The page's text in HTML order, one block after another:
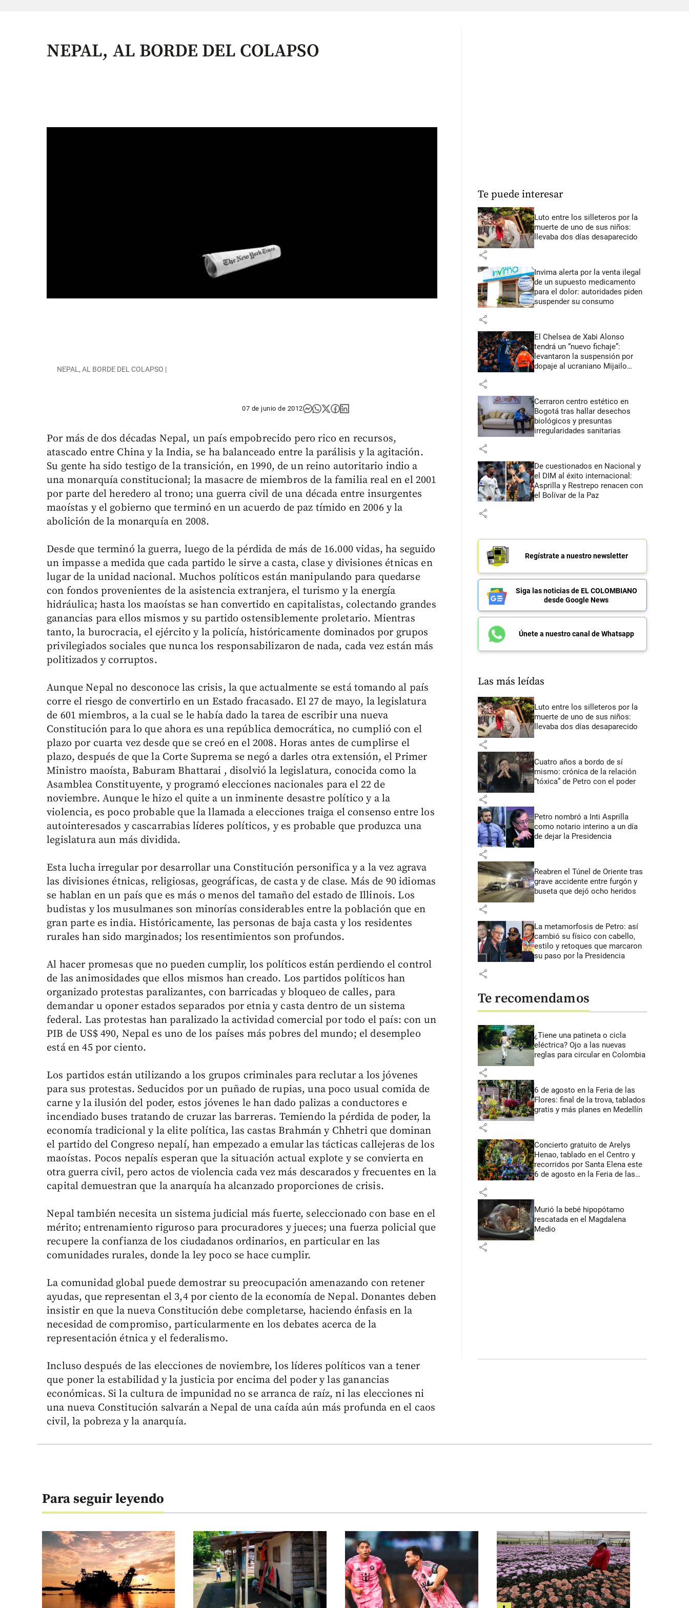
NEPAL, AL BORDE DEL COLAPSO
NEPAL, AL BORDE DEL COLAPSO |
07 de junio de 2012
Por más de dos décadas Nepal, un país empobrecido pero rico en recursos,
atascado entre China y la India, se ha balanceado entre la parálisis y la agitación.
Su gente ha sido testigo de la transición, en 1990, de un reino autoritario indio a
una monarquía constitucional; la masacre de miembros de la familia real en el 2001
por parte del heredero al trono; una guerra civil de una década entre insurgentes
maoístas y el gobierno que terminó en un acuerdo de paz tímido en 2006 y la
abolición de la monarquía en 2008.
Desde que terminó la guerra, luego de la pérdida de más de 16.000 vidas, ha seguido
un impasse a medida que cada partido le sirve a casta, clase y divisiones étnicas en
lugar de la unidad nacional. Muchos políticos están manipulando para quedarse
con fondos provenientes de la asistencia extranjera, el turismo y la energía
hidráulica; hasta los maoístas se han convertido en capitalistas, colectando grandes
ganancias para ellos mismos y su partido ostensiblemente proletario. Mientras
tanto, la burocracia, el ejército y la policía, históricamente dominados por grupos
privilegiados sociales que nunca los responsabilizaron de nada, cada vez están más
politizados y corruptos.
Aunque Nepal no desconoce las crisis, la que actualmente se está tomando al país
corre el riesgo de convertirlo en un Estado fracasado. El 27 de mayo, la legislatura
de 601 miembros, a la cual se le había dado la tarea de escribir una nueva
Constitución para lo que ahora es una república democrática, no cumplió con el
plazo por cuarta vez desde que se creó en el 2008. Horas antes de cumplirse el
plazo, después de que la Corte Suprema se negó a darles otra extensión, el Primer
Ministro maoísta, Baburam Bhattarai , disolvió la legislatura, conocida como la
Asamblea Constituyente, y programó elecciones nacionales para el 22 de
noviembre. Aunque le hizo el quite a un inminente desastre político y a la
violencia, es poco probable que la llamada a elecciones traiga el consenso entre los
autointeresados y cascarrabias líderes políticos, y es probable que produzca una
legislatura aun más dividida.
Esta lucha irregular por desarrollar una Constitución personifica y a la vez agrava
las divisiones étnicas, religiosas, geográficas, de casta y de clase. Más de 90 idiomas
se hablan en un país que es más o menos del tamaño del estado de Illinois. Los
budistas y los musulmanes son minorías considerables entre la población que en
gran parte es india. Históricamente, las personas de baja casta y los residentes
rurales han sido marginados; los resentimientos son profundos.
Al hacer promesas que no pueden cumplir, los políticos están perdiendo el control
de las animosidades que ellos mismos han creado. Los partidos políticos han
organizado protestas paralizantes, con barricadas y bloqueo de calles, para
demandar u oponer estados separados por etnia y casta dentro de un sistema
federal. Las protestas han paralizado la actividad comercial por todo el país: con un
PIB de US$ 490, Nepal es uno de los países más pobres del mundo; el desempleo
está en 45 por ciento.
Los partidos están utilizando a los grupos criminales para reclutar a los jóvenes
para sus protestas. Seducidos por un puñado de rupias, una poco usual comida de
carne y la ilusión del poder, estos jóvenes le han dado palizas a conductores e
incendiado buses tratando de cruzar las barreras. Temiendo la pérdida de poder, la
economía tradicional y la elite política, las castas Brahmán y Chhetri que dominan
el partido del Congreso nepalí, han empezado a emular las tácticas callejeras de los
maoístas. Pocos nepalís esperan que la situación actual explote y se convierta en
otra guerra civil, pero actos de violencia cada vez más descarados y frecuentes en la
capital demuestran que la anarquía ha alcanzado proporciones de crisis.
Nepal también necesita un sistema judicial más fuerte, seleccionado con base en el
mérito; entrenamiento riguroso para procuradores y jueces; una fuerza policial que
recupere la confianza de los ciudadanos ordinarios, en particular en las
comunidades rurales, donde la ley poco se hace cumplir.
La comunidad global puede demostrar su preocupación amenazando con retener
ayudas, que representan el 3,4 por ciento de la economía de Nepal. Donantes deben
insistir en que la nueva Constitución debe completarse, haciendo énfasis en la
necesidad de compromiso, particularmente en los debates acerca de la
representación étnica y el federalismo.
Incluso después de las elecciones de noviembre, los líderes políticos van a tener
que poner la estabilidad y la justicia por encima del poder y las ganancias
económicas. Si la cultura de impunidad no se arranca de raíz, ni las elecciones ni
una nueva Constitución salvarán a Nepal de una caída aún más profunda en el caos
civil, la pobreza y la anarquía.
Te puede interesar
Luto entre los silleteros por la
muerte de uno de sus niños:
llevaba dos días desaparecido
share
Invima alerta por la venta ilegal
de un supuesto medicamento
para el dolor: autoridades piden
suspender su consumo
share
El Chelsea de Xabi Alonso
tendrá un “nuevo fichaje”:
levantaron la suspensión por
dopaje al ucraniano Mijailo
share
Cerraron centro estético en
Bogotá tras hallar desechos
biológicos y presuntas
irregularidades sanitarias
share
De cuestionados en Nacional y
el DIM al éxito internacional:
Asprilla y Restrepo renacen con
el Bolívar de la Paz
share
Regístrate a nuestro newsletter
Siga las noticias de EL COLOMBIANO
desde Google News
Únete a nuestro canal de Whatsapp
Las más leídas
Luto entre los silleteros por la
muerte de uno de sus niños:
llevaba dos días desaparecido
share
Cuatro años a bordo de sí
mismo: crónica de la relación
“tóxica” de Petro con el poder
share
Petro nombró a Inti Asprilla
como notario interino a un día
de dejar la Presidencia
share
Reabren el Túnel de Oriente tras
grave accidente entre furgón y
buseta que dejó ocho heridos
share
La metamorfosis de Petro: así
cambió su físico con cabello,
estilo y retoques que marcaron
su paso por la Presidencia
share
Te recomendamos
¿Tiene una patineta o cicla
eléctrica? Ojo a las nuevas
reglas para circular en Colombia
share
6 de agosto en la Feria de las
Flores: final de la trova, tablados
gratis y más planes en Medellín
share
Concierto gratuito de Arelys
Henao, tablado en el Centro y
recorridos por Santa Elena este
6 de agosto en la Feria de las
share
Murió la bebé hipopótamo
rescatada en el Magdalena
Medio
share
Para seguir leyendo